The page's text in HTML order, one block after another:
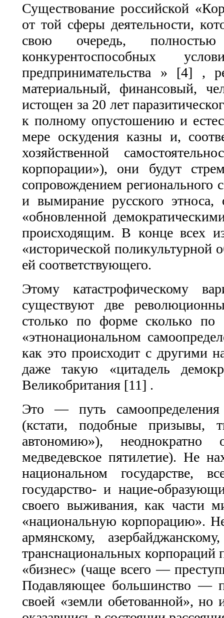
Существование российской
от той сферы деятельности,
свою очередь, полностью
конкурентоспособных
предпринимательства » [4] ,
материальный, финансовый,
истощен за 20 лет
к полному опустошению и
мере оскудения казны и,
хозяйственной
корпорации»), они будут
сопровождением регионального
и вымирание русского этноса,
«обновленной
происходящим. В конце всех
«исторической поликультурной
ей соответствующего.
Этому катастрофическому
существуют две
столько по форме сколько
«этнонациональном
как это происходит с другими
даже такую «цитадель
Великобритания [11] .
Это — путь самоопределения
(кстати, подобные призывы,
автономию»), неоднократно
медведевское пятилетие). Не
национальном государстве,
государство- и нацие-
своего выживания, как части
«национальную корпорацию».
армянскому,
транснациональных корпораций
«бизнес» (чаще всего —
Подавляющее большинство —
своей «земли обетованной»,